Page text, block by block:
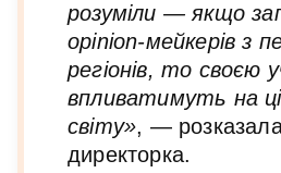
розуміли — якщо
opinion-мейкерів з
регіонів, то своєю
впливатимуть на
світу», —
директорка.